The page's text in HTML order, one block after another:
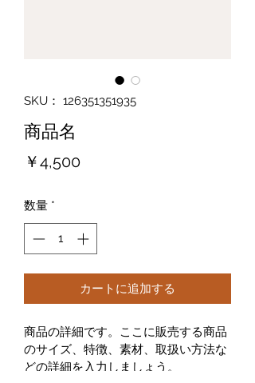
SKU： 126351351935
商品名
￥4,500価
数量 *
カートに追加する
商品の詳細です。ここに販売する商品
のサイズ、特徴、素材、取扱い方法な
どの詳細を入力しましょう。